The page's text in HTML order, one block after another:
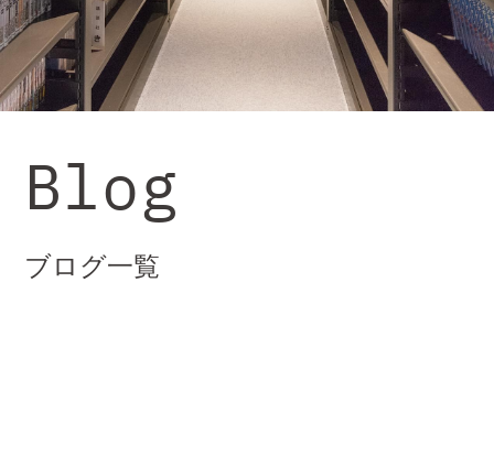
Blog
ブログ一覧